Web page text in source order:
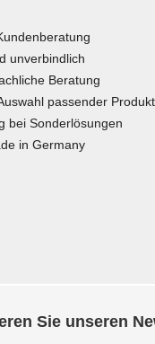
unverbindlich
Beratung
passender
bei Sonderlösungen
in Germany
Sie unseren